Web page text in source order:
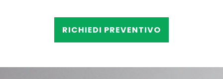
RICHIEDI PREVENTIVO